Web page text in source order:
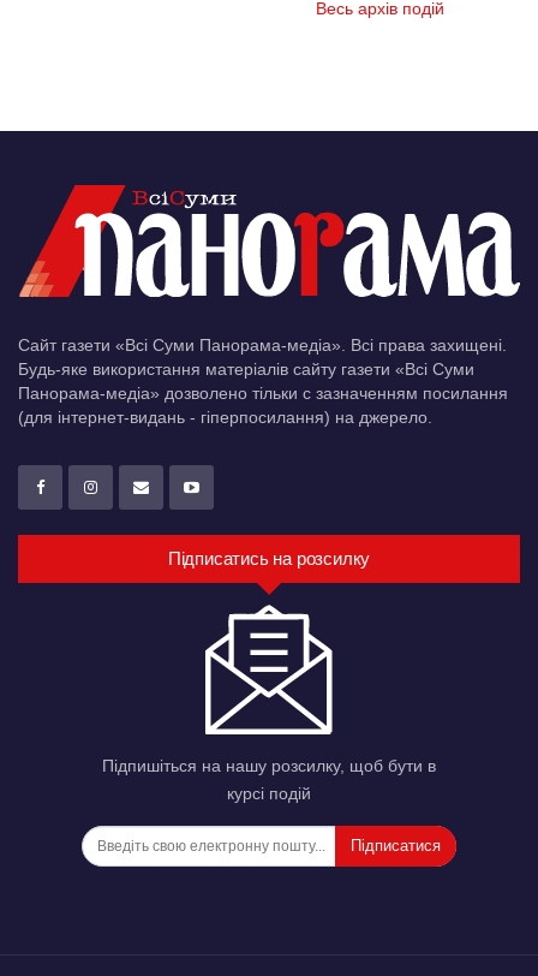
Весь архів подій
Сайт газети «Всі Суми Панорама-медіа». Всі права захищені.
Будь-яке використання матеріалів сайту газети «Всі Суми
Панорама-медіа» дозволено тільки c зазначенням посилання
(для інтернет-видань - гіперпосилання) на джерело.
Підписатись на розсилку
Підпишіться на нашу розсилку, щоб бути в
курсі подій
Підписатися